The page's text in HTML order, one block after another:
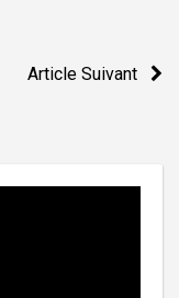
Article Suivant